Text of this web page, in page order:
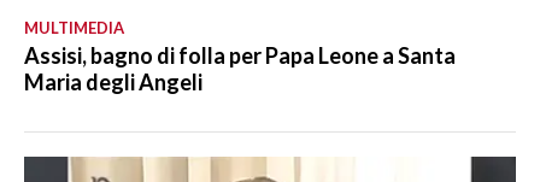
MULTIMEDIA
Assisi, bagno di folla per Papa Leone a Santa
Maria degli Angeli